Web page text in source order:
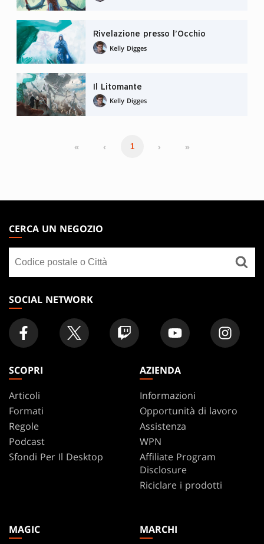
Rivelazione presso l’Occhio
Kelly Digges
Il Litomante
Kelly Digges
« ‹ 1 › »
THE
GATHERING
FOOTER
CERCA UN NEGOZIO
un
negozio
SOCIAL NETWORK
SCOPRI
Articoli
Formati
Regole
Podcast
Sfondi Per Il Desktop
AZIENDA
Informazioni
Opportunità di lavoro
Assistenza
WPN
Affiliate Program
Disclosure
Riciclare i prodotti
MAGIC
MARCHI